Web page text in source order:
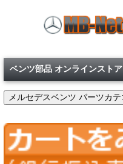
ベンツ部品 オンラインストア